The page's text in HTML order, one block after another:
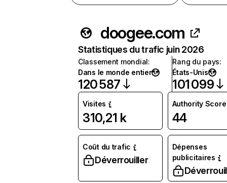
doogee.com
Statistiques du trafic juin 2026
Classement mondial:
Dans le monde entier
120 587
Rang du pays:
États-Unis
101 099
Visites
310,21 k
Authority Score
44
Coût du trafic
Déverrouiller
Dépenses
publicitaires